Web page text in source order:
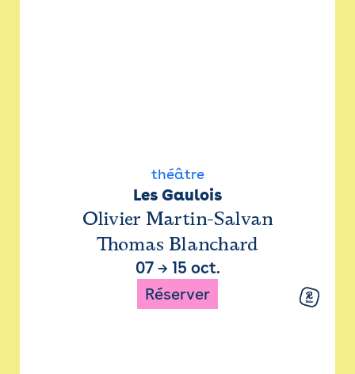
théâtre
Les Gaulois
Olivier Martin-Salvan
Thomas Blanchard
07→ 15 oct.
Réserver